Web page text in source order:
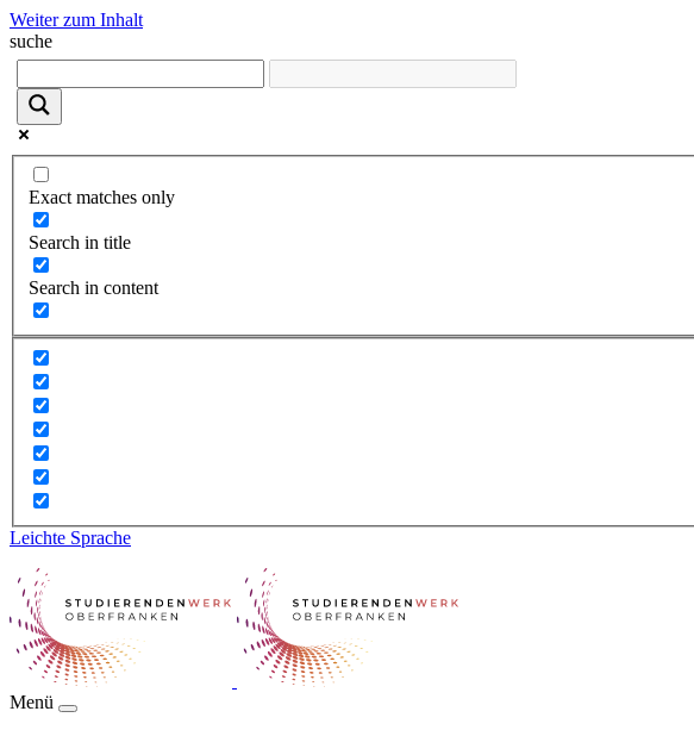
Weiter zum Inhalt
suche
Exact matches only
Search in title
Search in content
Leichte Sprache
Menü